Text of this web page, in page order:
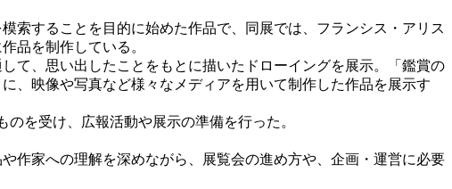
索することを目的に始めた作品で、同展では、フランシス・アリス
品を制作している。
て、思い出したことをもとに描いたドローイングを展示。「鑑賞の
、映像や写真など様々なメディアを用いて制作した作品を展示す
を受け、広報活動や展示の準備を行った。
作家への理解を深めながら、展覧会の進め方や、企画・運営に必要